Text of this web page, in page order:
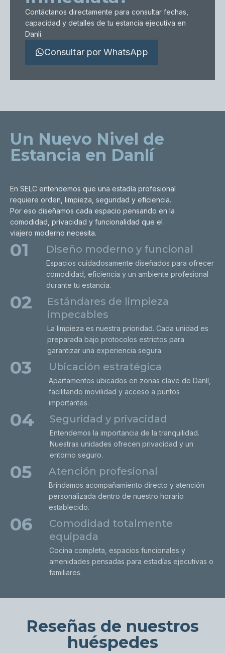
Contáctanos directamente para consultar fechas,
capacidad y detalles de tu estancia ejecutiva en
Danlí.
Consultar por WhatsApp
Un Nuevo Nivel de
Estancia en Danlí
En SELC entendemos que una estadía profesional
requiere orden, limpieza, seguridad y eficiencia.
Por eso diseñamos cada espacio pensando en la
comodidad, privacidad y funcionalidad que el
viajero moderno necesita.
01 Diseño moderno y funcional
Espacios cuidadosamente diseñados para ofrecer
comodidad, eficiencia y un ambiente profesional
durante tu estancia.
02
Estándares de limpieza
impecables
La limpieza es nuestra prioridad. Cada unidad es
preparada bajo protocolos estrictos para
garantizar una experiencia segura.
03 Ubicación estratégica
Apartamentos ubicados en zonas clave de Danlí,
facilitando movilidad y acceso a puntos
importantes.
04 Seguridad y privacidad
Entendemos la importancia de la tranquilidad.
Nuestras unidades ofrecen privacidad y un
entorno seguro.
05 Atención profesional
Brindamos acompañamiento directo y atención
personalizada dentro de nuestro horario
establecido.
06
Comodidad totalmente
equipada
Cocina completa, espacios funcionales y
amenidades pensadas para estadías ejecutivas o
familiares.
Reseñas de nuestros
huéspedes